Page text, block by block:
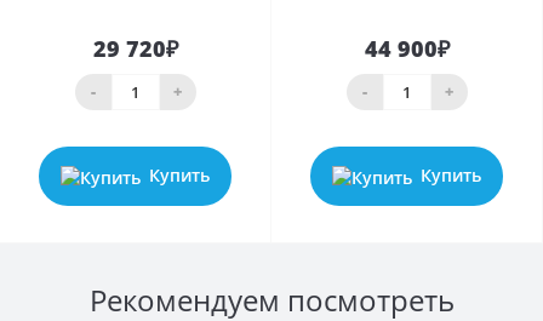
29 720₽
- +
Купить
44 900₽
- +
Купить
Рекомендуем посмотреть